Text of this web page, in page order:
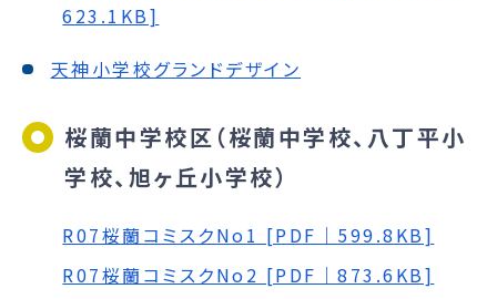
623.1KB]
天神小学校グランドデザイン
桜蘭中学校区（桜蘭中学校、八丁平小
学校、旭ヶ丘小学校）
R07桜蘭コミスクNo1 [PDF｜599.8KB]
R07桜蘭コミスクNo2 [PDF｜873.6KB]